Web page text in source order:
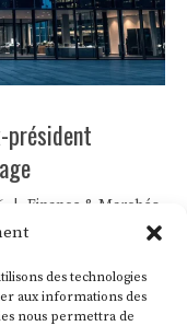
des technologies
aux informations des
nous permettra de
président
| Finance & Marchés
l’ouverture
banque du pays, et
devront répondre de
José